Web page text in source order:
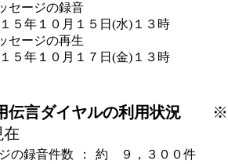
セージの録音
５年１０月１５日(水)１３時
セージの再生
５年１０月１７日(金)１３時
伝言ダイヤルの利用状況 ※１
在
の録音件数 ：
約 ９，３００件